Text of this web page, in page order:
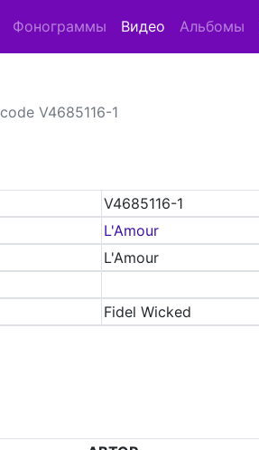
Фонограммы Видео Альбомы
code V4685116-1
V4685116-1
L'Amour
L'Amour
Fidel Wicked